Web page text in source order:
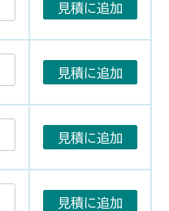
見積に追加
見積に追加
見積に追加
見積に追加